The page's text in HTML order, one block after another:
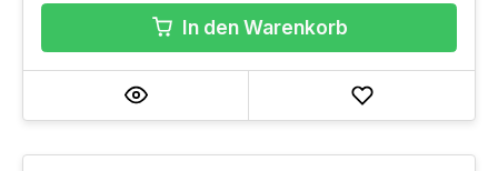
In den Warenkorb